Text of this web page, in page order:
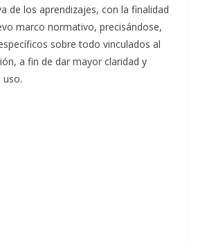
de los aprendizajes, con la finalidad
marco normativo, precisándose,
sobre todo vinculados al
a fin de dar mayor claridad y
uso.